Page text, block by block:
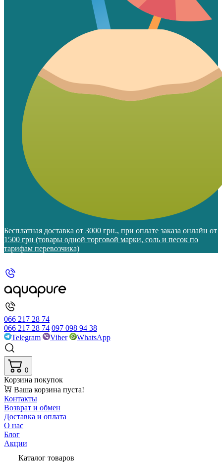
Бесплатная доставка от 3000 грн., при оплате заказа онлайн от
1500 грн (товары одной торговой марки, соль и песок по
тарифам перевозчика)
066 217 28 74
066 217 28 74 097 098 94 38
Telegram
Viber WhatsApp
0
Корзина покупок
Ваша корзина пуста!
Контакты
Возврат и обмен
Доставка и оплата
О нас
Блог
Акции
Каталог товаров